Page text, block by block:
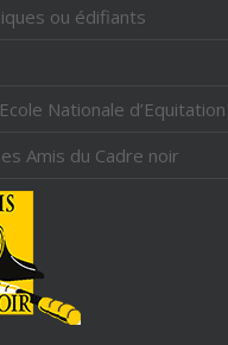
ou édifiants
Nationale d’Equitation
Amis du Cadre noir